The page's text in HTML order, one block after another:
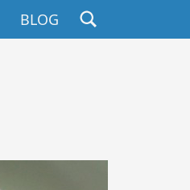
BLOG